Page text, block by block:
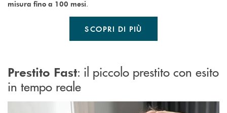
misura fino a 100 mesi.
SCOPRI DI PIÙ
Prestito Fast: il piccolo prestito con esito
in tempo reale